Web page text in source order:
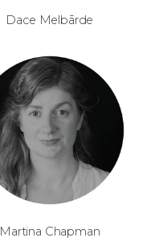
Dace Melbārde
Martina Chapman